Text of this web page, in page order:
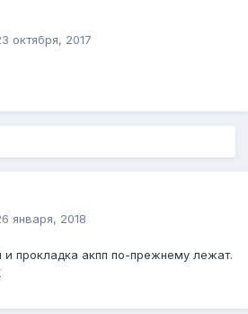
октября, 2017
января, 2018
прокладка акпп по-прежнему лежат.